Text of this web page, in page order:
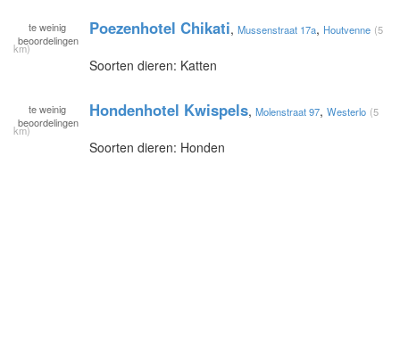
te weinig
beoordelingen
Poezenhotel Chikati, Mussenstraat 17a, Houtvenne (5
km)
Soorten dieren: Katten
te weinig
beoordelingen
Hondenhotel Kwispels, Molenstraat 97, Westerlo (5
km)
Soorten dieren: Honden